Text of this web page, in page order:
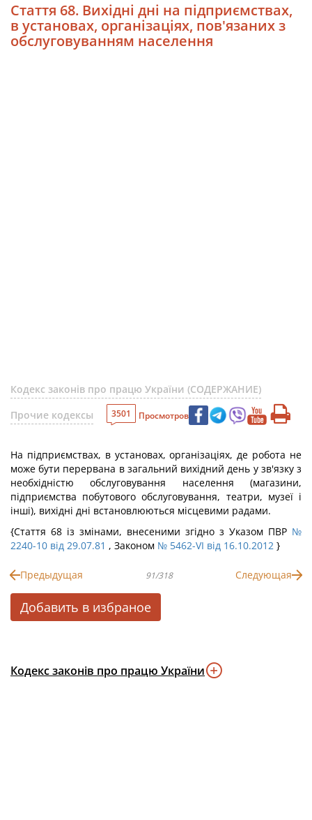
Стаття 68. Вихідні дні на підприємствах,
в установах, організаціях, пов'язаних з
обслуговуванням населення
Кодекс законів про працю України (СОДЕРЖАНИЕ)
Прочие кодексы
3501 Просмотров
На підприємствах, в установах, організаціях, де робота не
може бути перервана в загальний вихідний день у зв'язку з
необхідністю обслуговування населення (магазини,
підприємства побутового обслуговування, театри, музеї і
інші), вихідні дні встановлюються місцевими радами.
{Стаття 68 із змінами, внесеними згідно з Указом ПВР №
2240-10 від 29.07.81 , Законом № 5462-VI від 16.10.2012 }
Предыдущая 91/318 Следующая
Добавить в избраное
Кодекс законів про працю України